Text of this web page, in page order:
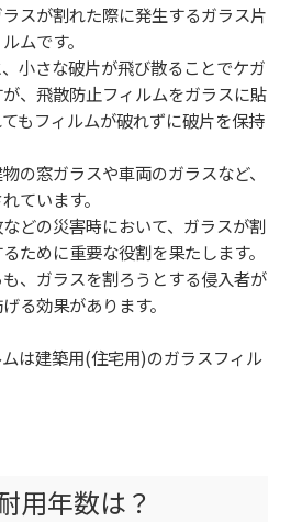
スが割れた際に発生するガラス片
ムです。
小さな破片が飛び散ることでケガ
、飛散防止フィルムをガラスに貼
もフィルムが破れずに破片を保持
の窓ガラスや車両のガラスなど、
ています。
どの災害時において、ガラスが割
ために重要な役割を果たします。
、ガラスを割ろうとする侵入者が
る効果があります。
は建築用(住宅用)のガラスフィル
用年数は？